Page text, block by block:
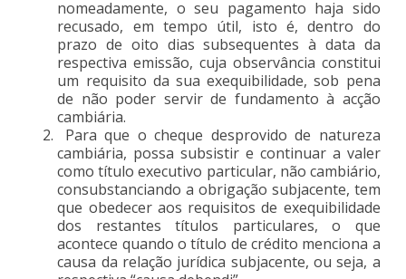
nomeadamente, o seu pagamento haja sido
recusado, em tempo útil, isto é, dentro do
prazo de oito dias subsequentes à data da
respectiva emissão, cuja observância constitui
um requisito da sua exequibilidade, sob pena
de não poder servir de fundamento à acção
cambiária.
Para que o cheque desprovido de natureza
cambiária, possa subsistir e continuar a valer
como título executivo particular, não cambiário,
consubstanciando a obrigação subjacente, tem
que obedecer aos requisitos de exequibilidade
dos restantes títulos particulares, o que
acontece quando o título de crédito menciona a
causa da relação jurídica subjacente, ou seja, a